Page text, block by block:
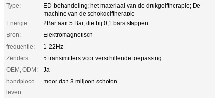
Type:
ED-behandeling; het materiaal van de drukgolftherapie; De
machine van de schokgolftherapie
Energie:
2Bar aan 5 Bar, die bij 0,1 bars stappen
Bron:
Elektromagnetisch
frequentie:
1-22Hz
Zenders:
5 transimitters voor verschillende toepassing
OEM, ODM:
Ja
handpiece
leven:
meer dan 3 miljoen schoten